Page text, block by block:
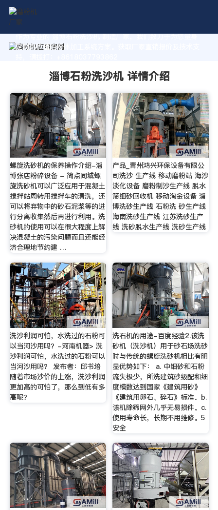
作为专业的 淄博石粉洗沙机 制造厂家，我们致力于为您量身
定制高价值的粉体加工系统方案。获取厂家直销报价及技术支
淄博石粉洗沙机 详情介绍
螺旋洗砂机的保养操作介绍-淄
博张店粉碎设备 - 简点同城螺
旋洗砂机可以广泛应用于混凝土
搅拌站周转用搅拌车的清洗，还
可以将弃物中的砂石泥浆等的进
行分离收集然后再进行利用。洗
砂机的使用可以在很大程度上解
决混凝土的污染问题而且还能经
济合理地节约建 …
产品_青州鸿兴环保设备有限公
司洗沙 生产线 移动磨粉站 海沙
淡化设备 磨粉制沙生产线 脱水
筛细砂回收机 移动淘金设备 淄
博洗砂生产线 石粉洗 砂生产线
海南洗砂生产线 江苏洗砂生产
线 洗砂脱水生产线 洗砂生产线
洗沙利润可怕，水洗过的石粉可
以当河沙用吗？-河南机器> 洗
沙利润可怕，水洗过的石粉可以
当河沙用吗？ 发布者：邱书培
随着市场沙价的上涨，洗沙利润
更加高的可怕了，那么到低有多
高呢？
洗石机的用途-百度经验2.该洗
砂机（洗沙机）用于砂石场洗砂
时与传统的螺旋洗砂机相比有明
显优势如下： a. 中细砂和石粉
流失极少，所洗建筑砂级配和细
度模数达到国家《建筑用砂》
《建筑用卵石、碎石》标准。b.
该机除筛网外几乎无易损件。c.
使用寿命长，长期不用维修。5
安全